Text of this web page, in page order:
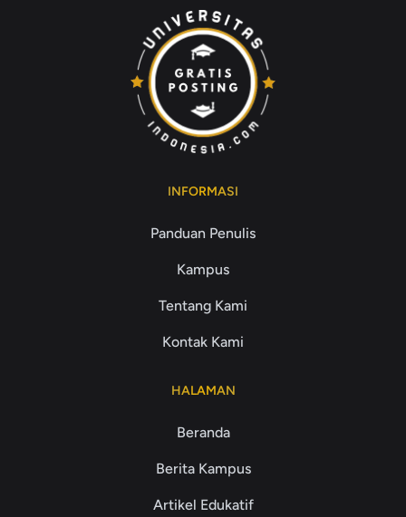
INFORMASI
Panduan Penulis
Kampus
Tentang Kami
Kontak Kami
HALAMAN
Beranda
Berita Kampus
Artikel Edukatif